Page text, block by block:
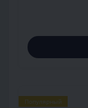
Популярный